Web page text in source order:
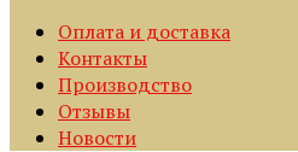
Оплата и доставка
Контакты
Производство
Отзывы
Новости